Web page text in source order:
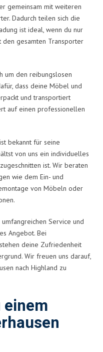
gemeinsam mit weiteren
Dadurch teilen sich die
ist ideal, wenn du nur
den gesamten Transporter
um den reibungslosen
dass deine Möbel und
und transportiert
auf einen professionellen
bekannt für seine
von uns ein individuelles
ist. Wir beraten
wie dem Ein- und
von Möbeln oder
Service und
Angebot. Bei
deine Zufriedenheit
Wir freuen uns darauf,
nach Highland zu